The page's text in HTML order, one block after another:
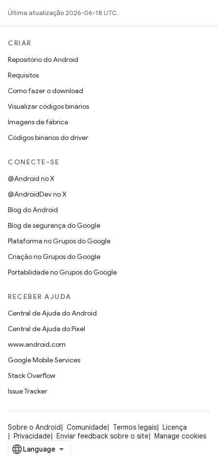
Última atualização 2026-06-18 UTC.
CRIAR
Repositório do Android
Requisitos
Como fazer o download
Visualizar códigos binários
Imagens de fábrica
Códigos binários do driver
CONECTE-SE
@Android no X
@AndroidDev no X
Blog do Android
Blog de segurança do Google
Plataforma no Grupos do Google
Criação no Grupos do Google
Portabilidade no Grupos do Google
RECEBER AJUDA
Central de Ajuda do Android
Central de Ajuda do Pixel
www.android.com
Google Mobile Services
Stack Overflow
Issue Tracker
Sobre o Android Comunidade Termos legais
Licença
Privacidade
Enviar feedback sobre o site Manage cookies